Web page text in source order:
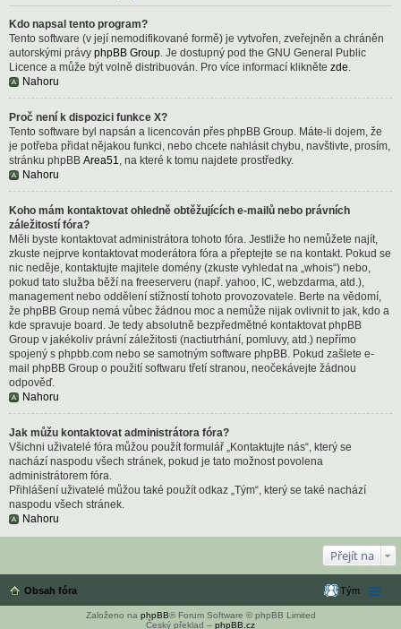
Kdo napsal tento program?
Tento software (v její nemodifikované formě) je vytvořen, zveřejněn a chráněn
autorskými právy phpBB Group. Je dostupný pod the GNU General Public
Licence a může být volně distribuován. Pro více informací klikněte zde.
Nahoru
Proč není k dispozici funkce X?
Tento software byl napsán a licencován přes phpBB Group. Máte-li dojem, že
je potřeba přidat nějakou funkci, nebo chcete nahlásit chybu, navštivte, prosím,
stránku phpBB Area51, na které k tomu najdete prostředky.
Nahoru
Koho mám kontaktovat ohledně obtěžujících e-mailů nebo právních
záležitostí fóra?
Měli byste kontaktovat administrátora tohoto fóra. Jestliže ho nemůžete najít,
zkuste nejprve kontaktovat moderátora fóra a přeptejte se na kontakt. Pokud se
nic neděje, kontaktujte majitele domény (zkuste vyhledat na „whois“) nebo,
pokud tato služba běží na freeserveru (např. yahoo, IC, webzdarma, atd.),
management nebo oddělení stížností tohoto provozovatele. Berte na vědomí,
že phpBB Group nemá vůbec žádnou moc a nemůže nijak ovlivnit to jak, kdo a
kde spravuje board. Je tedy absolutně bezpředmětné kontaktovat phpBB
Group v jakékoliv právní záležitosti (nactiutrhání, pomluvy, atd.) nepřímo
spojený s phpbb.com nebo se samotným software phpBB. Pokud zašlete e-
mail phpBB Group o použití softwaru třetí stranou, neočekávejte žádnou
odpověď.
Nahoru
Jak můžu kontaktovat administrátora fóra?
Všichni uživatelé fóra můžou použít formulář „Kontaktujte nás“, který se
nachází naspodu všech stránek, pokud je tato možnost povolena
administrátorem fóra.
Přihlášení uživatelé můžou také použít odkaz „Tým“, který se také nachází
naspodu všech stránek.
Nahoru
Přejít na
Obsah fóra Tým
Založeno na phpBB® Forum Software © phpBB Limited
Český překlad – phpBB.cz